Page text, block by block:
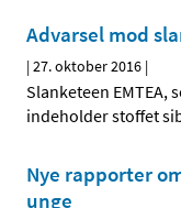
Advarsel mod
|27. oktober 2016 |
Slanketeen
indeholder stoffet
Nye rapporter
unge